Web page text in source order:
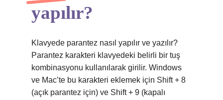
yapılır?
Klavyede parantez nasıl yapılır ve yazılır?
Parantez karakteri klavyedeki belirli bir tuş
kombinasyonu kullanılarak girilir. Windows
ve Mac’te bu karakteri eklemek için Shift + 8
(açık parantez için) ve Shift + 9 (kapalı